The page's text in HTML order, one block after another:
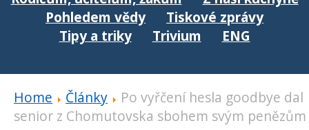
Pohledem vědy
Tiskové zprávy
Tipy a triky
Trivium ENG
Home Články
Po vyřčení hesla goodbye dal
senior z Chomutovska sbohem svým penězům